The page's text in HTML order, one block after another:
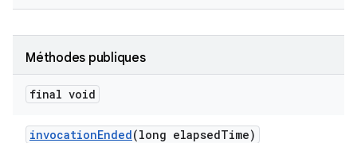
Méthodes publiques
final void
invocationEnded(long elapsedTime)